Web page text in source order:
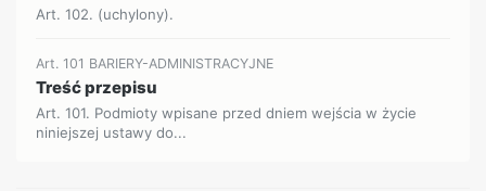
Art. 102. (uchylony).
Art. 101 BARIERY-ADMINISTRACYJNE
Treść przepisu
Art. 101. Podmioty wpisane przed dniem wejścia w życie
niniejszej ustawy do...